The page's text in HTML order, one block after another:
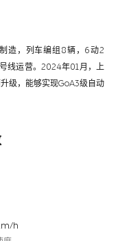
造，列车编组8辆，6动2
线运营。2024年01月，上
级，能够实现GoA3级自动
h